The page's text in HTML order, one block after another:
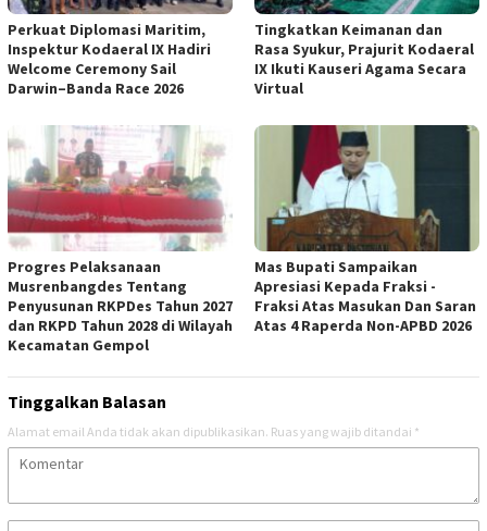
Perkuat Diplomasi Maritim,
Inspektur Kodaeral IX Hadiri
Welcome Ceremony Sail
Darwin–Banda Race 2026
Tingkatkan Keimanan dan
Rasa Syukur, Prajurit Kodaeral
IX Ikuti Kauseri Agama Secara
Virtual
Progres Pelaksanaan
Musrenbangdes Tentang
Penyusunan RKPDes Tahun 2027
dan RKPD Tahun 2028 di Wilayah
Kecamatan Gempol
Mas Bupati Sampaikan
Apresiasi Kepada Fraksi -
Fraksi Atas Masukan Dan Saran
Atas 4 Raperda Non-APBD 2026
Tinggalkan Balasan
Alamat email Anda tidak akan dipublikasikan. Ruas yang wajib ditandai *